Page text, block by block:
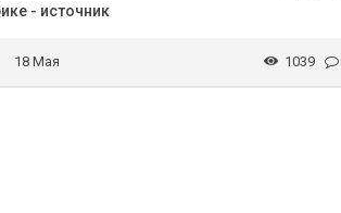
- источник
18 Мая 1039